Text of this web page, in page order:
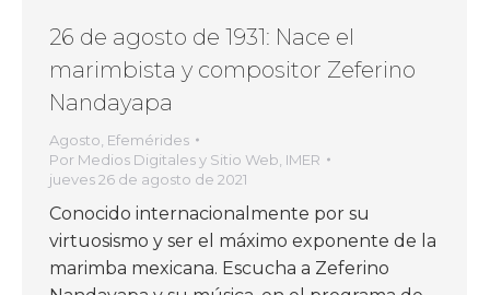
26 de agosto de 1931: Nace el
marimbista y compositor Zeferino
Nandayapa
Agosto, Efemérides
Por Medios Digitales y Sitio Web, IMER
jueves 26 de agosto de 2021
Conocido internacionalmente por su
virtuosismo y ser el máximo exponente de la
marimba mexicana. Escucha a Zeferino